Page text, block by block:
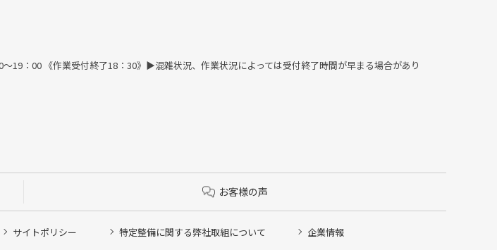
：00 《作業受付終了18：30》▶︎混雑状況、作業状況によっては受付終了時間が早まる場合があり
お客様の声
サイトポリシー 特定整備に関する弊社取組について 企業情報